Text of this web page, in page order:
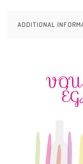
ADDITIONAL